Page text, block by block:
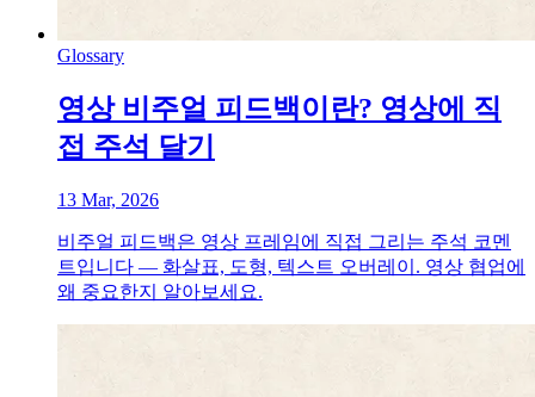
Glossary
영상 비주얼 피드백이란? 영상에 직
접 주석 달기
13 Mar, 2026
비주얼 피드백은 영상 프레임에 직접 그리는 주석 코멘
트입니다 — 화살표, 도형, 텍스트 오버레이. 영상 협업에
왜 중요한지 알아보세요.